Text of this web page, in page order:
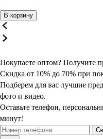
В корзину
Покупаете оптом? Получите
Скидка от 10% до 70% при
Подберем для вас лучшие
фото и видео.
Оставьте телефон,
минут!